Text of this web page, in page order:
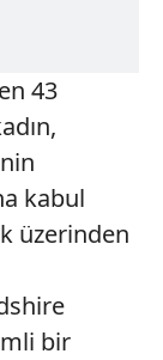
43
kabul
üzerinden
bir